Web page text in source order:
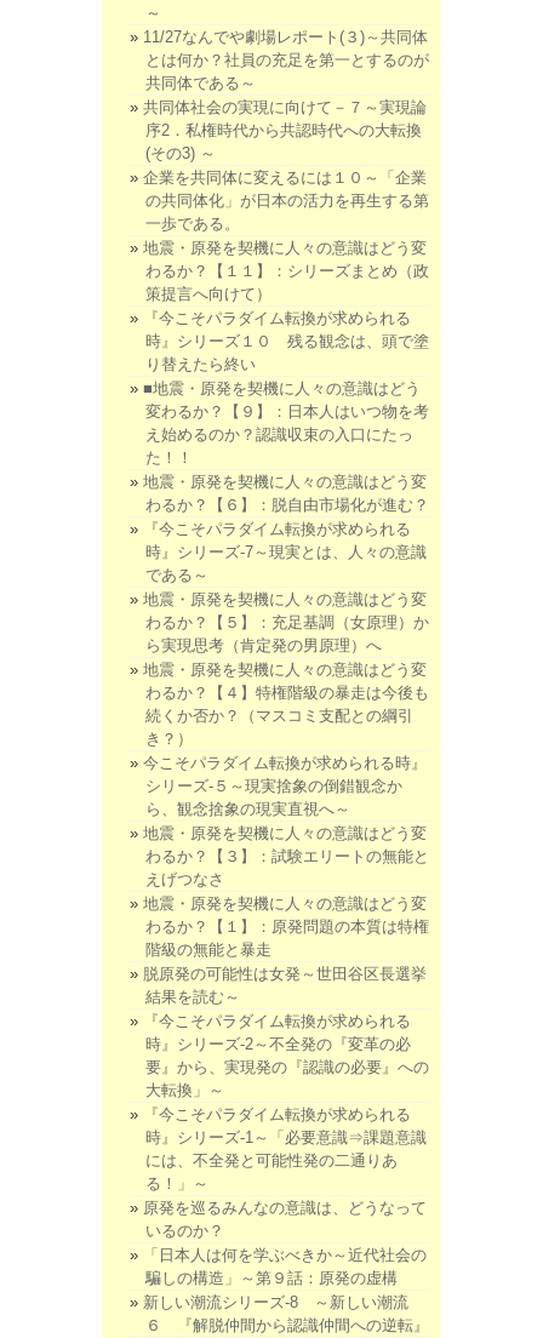
～
11/27なんでや劇場レポート(３)～共同体
とは何か？社員の充足を第一とするのが
共同体である～
共同体社会の実現に向けて－７～実現論
序2．私権時代から共認時代への大転換
(その3) ～
企業を共同体に変えるには１０～「企業
の共同体化」が日本の活力を再生する第
一歩である。
地震・原発を契機に人々の意識はどう変
わるか？【１１】：シリーズまとめ（政
策提言へ向けて）
『今こそパラダイム転換が求められる
時』シリーズ１０ 残る観念は、頭で塗
り替えたら終い
■地震・原発を契機に人々の意識はどう
変わるか？【９】：日本人はいつ物を考
え始めるのか？認識収束の入口にたっ
た！！
地震・原発を契機に人々の意識はどう変
わるか？【６】：脱自由市場化が進む？
『今こそパラダイム転換が求められる
時』シリーズ-7～現実とは、人々の意識
である～
地震・原発を契機に人々の意識はどう変
わるか？【５】：充足基調（女原理）か
ら実現思考（肯定発の男原理）へ
地震・原発を契機に人々の意識はどう変
わるか？【４】特権階級の暴走は今後も
続くか否か？（マスコミ支配との綱引
き？）
今こそパラダイム転換が求められる時』
シリーズ-５～現実捨象の倒錯観念か
ら、観念捨象の現実直視へ～
地震・原発を契機に人々の意識はどう変
わるか？【３】：試験エリートの無能と
えげつなさ
地震・原発を契機に人々の意識はどう変
わるか？【１】：原発問題の本質は特権
階級の無能と暴走
脱原発の可能性は女発～世田谷区長選挙
結果を読む～
『今こそパラダイム転換が求められる
時』シリーズ-2～不全発の『変革の必
要』から、実現発の『認識の必要』への
大転換」～
『今こそパラダイム転換が求められる
時』シリーズ-1～「必要意識⇒課題意識
には、不全発と可能性発の二通りあ
る！」～
原発を巡るみんなの意識は、どうなって
いるのか？
「日本人は何を学ぶべきか～近代社会の
騙しの構造」～第９話：原発の虚構
新しい潮流シリーズ-8 ～新しい潮流
６ 『解脱仲間から認識仲間への逆転』